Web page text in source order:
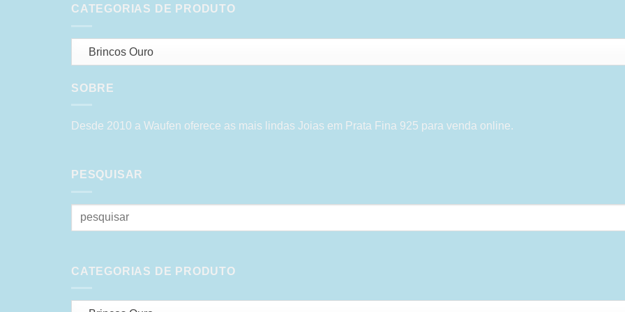
CATEGORIAS DE PRODUTO
Brincos Ouro
SOBRE
Desde 2010 a Waufen oferece as mais lindas Joias em Prata Fina 925 para venda online.
PESQUISAR
Pesquisar
CATEGORIAS DE PRODUTO